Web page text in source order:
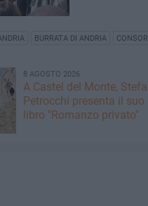
BURRATA DI ANDRIA
8 AGOSTO 2026
A Castel del Monte,
Petrocchi presenta il
libro "Romanzo privato"